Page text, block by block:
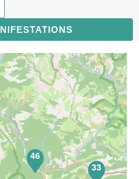
63
46
33